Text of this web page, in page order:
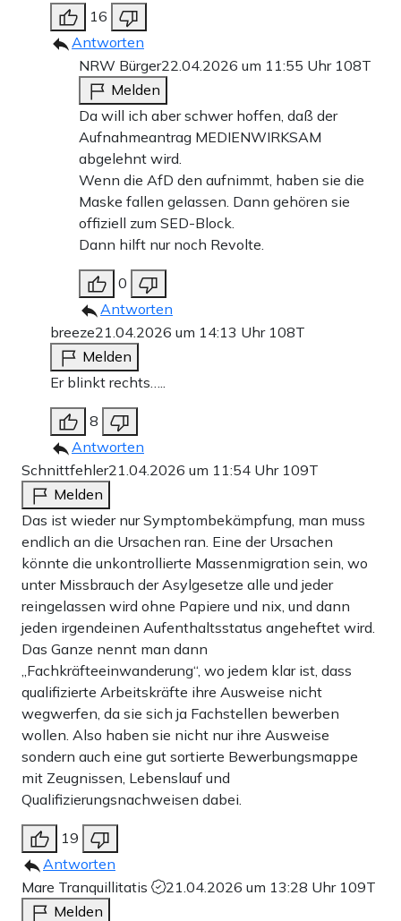
16
Antworten
NRW Bürger22.04.2026 um 11:55 Uhr 108T
Melden
Da will ich aber schwer hoffen, daß der
Aufnahmeantrag MEDIENWIRKSAM
abgelehnt wird.
Wenn die AfD den aufnimmt, haben sie die
Maske fallen gelassen. Dann gehören sie
offiziell zum SED-Block.
Dann hilft nur noch Revolte.
0
Antworten
breeze21.04.2026 um 14:13 Uhr 108T
Melden
Er blinkt rechts…..
8
Antworten
Schnittfehler21.04.2026 um 11:54 Uhr 109T
Melden
Das ist wieder nur Symptombekämpfung, man muss
endlich an die Ursachen ran. Eine der Ursachen
könnte die unkontrollierte Massenmigration sein, wo
unter Missbrauch der Asylgesetze alle und jeder
reingelassen wird ohne Papiere und nix, und dann
jeden irgendeinen Aufenthaltsstatus angeheftet wird.
Das Ganze nennt man dann
„Fachkräfteeinwanderung“, wo jedem klar ist, dass
qualifizierte Arbeitskräfte ihre Ausweise nicht
wegwerfen, da sie sich ja Fachstellen bewerben
wollen. Also haben sie nicht nur ihre Ausweise
sondern auch eine gut sortierte Bewerbungsmappe
mit Zeugnissen, Lebenslauf und
Qualifizierungsnachweisen dabei.
19
Antworten
Mare Tranquillitatis
21.04.2026 um 13:28 Uhr 109T
Melden